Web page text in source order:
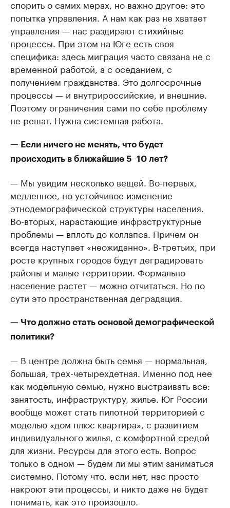
спорить о самих мерах, но важно другое: это
попытка управления. А нам как раз не хватает
управления — нас раздирают стихийные
процессы. При этом на Юге есть своя
специфика: здесь миграция часто связана не с
временной работой, а с оседанием, с
получением гражданства. Это долгосрочные
процессы — и внутрироссийские, и внешние.
Поэтому ограничения сами по себе проблему
не решат. Нужна системная работа.
— Если ничего не менять, что будет
происходить в ближайшие 5–10 лет?
— Мы увидим несколько вещей. Во-первых,
медленное, но устойчивое изменение
этнодемографической структуры населения.
Во-вторых, нарастающие инфраструктурные
проблемы — вплоть до коллапса. Причем он
всегда наступает «неожиданно». В-третьих, при
росте крупных городов будут деградировать
районы и малые территории. Формально
население растет — можно отчитаться. Но по
сути это пространственная деградация.
— Что должно стать основой демографической
политики?
— В центре должна быть семья — нормальная,
большая, трех-четырехдетная. Именно под нее
как модельную семью, нужно выстраивать все:
занятость, инфраструктуру, жилье. Юг России
вообще может стать пилотной территорией с
моделью «дом плюс квартира», с развитием
индивидуального жилья, с комфортной средой
для жизни. Ресурсы для этого есть. Вопрос
только в одном — будем ли мы этим заниматься
системно. Потому что, если нет, нас просто
накроют эти процессы, и никто даже не будет
понимать, как это произошло.